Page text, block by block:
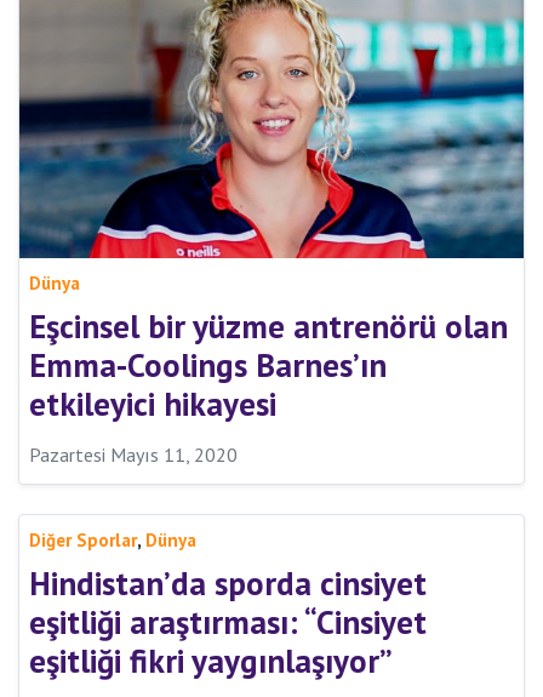
Dünya
Eşcinsel bir yüzme antrenörü olan
Emma-Coolings Barnes’ın
etkileyici hikayesi
Pazartesi Mayıs 11, 2020
Diğer Sporlar, Dünya
Hindistan’da sporda cinsiyet
eşitliği araştırması: “Cinsiyet
eşitliği fikri yaygınlaşıyor”